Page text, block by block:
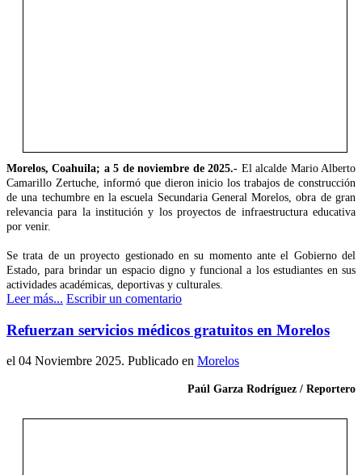
Morelos, Coahuila; a 5 de noviembre de 2025.- El alcalde Mario Alberto
Camarillo Zertuche, informó que dieron inicio los trabajos de construcción
de una techumbre en la escuela Secundaria General Morelos, obra de gran
relevancia para la institución y los proyectos de infraestructura educativa
por venir.
Se trata de un proyecto gestionado en su momento ante el Gobierno del
Estado, para brindar un espacio digno y funcional a los estudiantes en sus
actividades académicas, deportivas y culturales.
Leer más... Escribir un comentario
Refuerzan servicios médicos gratuitos en Morelos
el 04 Noviembre 2025. Publicado en Morelos
Paúl Garza Rodríguez / Reportero